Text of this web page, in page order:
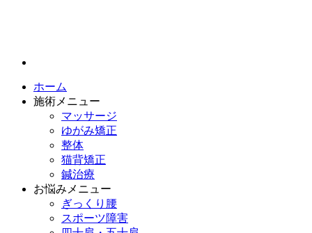
ホーム
施術メニュー
マッサージ
ゆがみ矯正
整体
猫背矯正
鍼治療
お悩みメニュー
ぎっくり腰
スポーツ障害